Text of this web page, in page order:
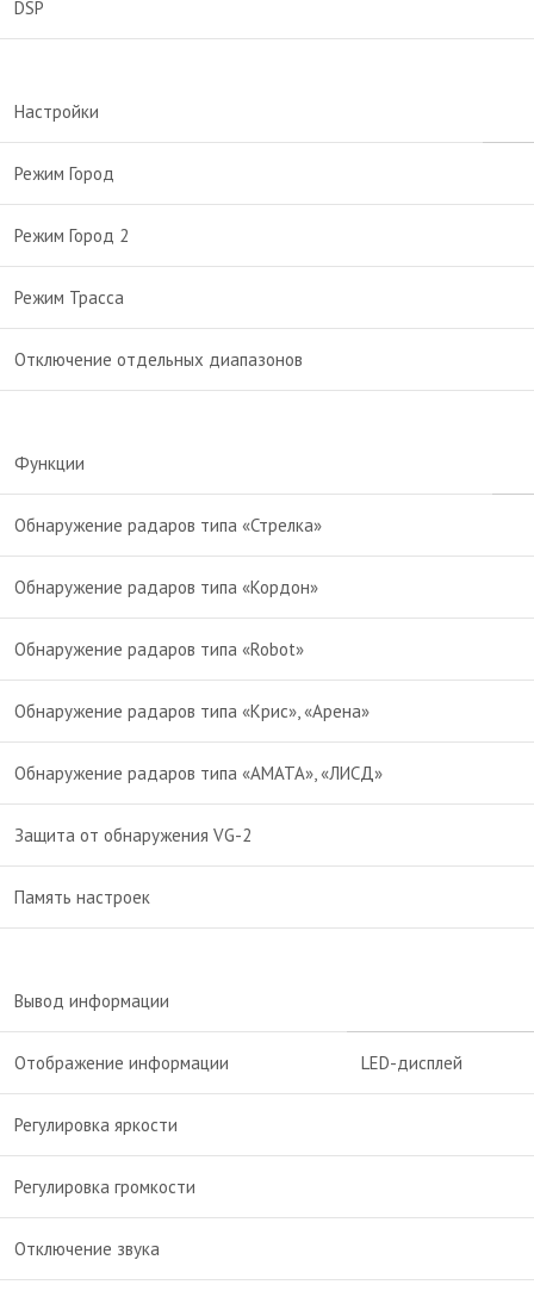
DSP
Настройки
Режим Город
Режим Город 2
Режим Трасса
Отключение отдельных диапазонов
Функции
Обнаружение радаров типа «Стрелка»
Обнаружение радаров типа «Кордон»
Обнаружение радаров типа «Robot»
Обнаружение радаров типа «Крис», «Арена»
Обнаружение радаров типа «АМАТА», «ЛИСД»
Защита от обнаружения VG-2
Память настроек
Вывод информации
Отображение информации LED-дисплей
Регулировка яркости
Регулировка громкости
Отключение звука